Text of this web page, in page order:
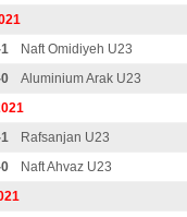
Naft Omidiyeh U23
Aluminium Arak U23
Rafsanjan U23
Naft Ahvaz U23